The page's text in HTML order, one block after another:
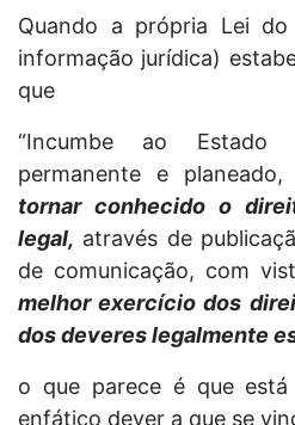
Quando a própria Lei
informação jurídica)
que
“Incumbe ao Estado
permanente e
tornar conhecido o
legal, através de
de comunicação, com
melhor exercício dos
dos deveres legalmente
o que parece é que
enfático dever a que se